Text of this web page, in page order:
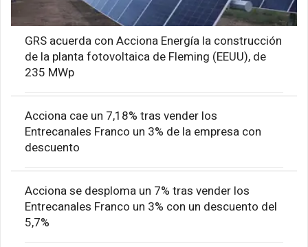
GRS acuerda con Acciona Energía la construcción
de la planta fotovoltaica de Fleming (EEUU), de
235 MWp
Acciona cae un 7,18% tras vender los
Entrecanales Franco un 3% de la empresa con
descuento
Acciona se desploma un 7% tras vender los
Entrecanales Franco un 3% con un descuento del
5,7%